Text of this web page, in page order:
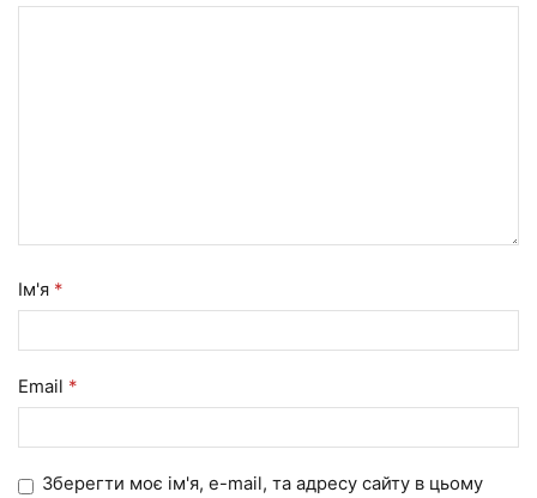
Ім'я *
Email *
Зберегти моє ім'я, e-mail, та адресу сайту в цьому